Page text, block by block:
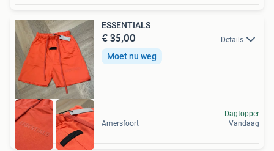
ESSENTIALS
€ 35,00 Details
Moet nu weg
Amersfoort
Dagtopper
Vandaag